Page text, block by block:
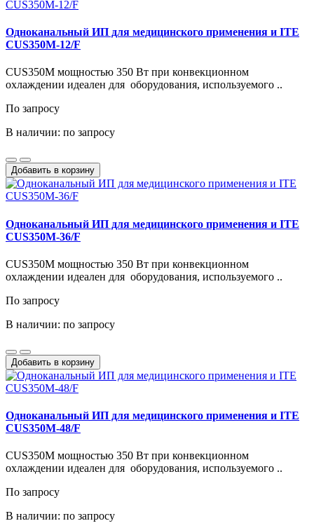
Одноканальный ИП для медицинского применения и ITE
CUS350M-12/F
CUS350M мощностью 350 Вт при конвекционном
охлаждении идеален для оборудования, используемого ..
По запросу
В наличии: по запросу
Добавить в корзину
Одноканальный ИП для медицинского применения и ITE
CUS350M-36/F
CUS350M мощностью 350 Вт при конвекционном
охлаждении идеален для оборудования, используемого ..
По запросу
В наличии: по запросу
Добавить в корзину
Одноканальный ИП для медицинского применения и ITE
CUS350M-48/F
CUS350M мощностью 350 Вт при конвекционном
охлаждении идеален для оборудования, используемого ..
По запросу
В наличии: по запросу